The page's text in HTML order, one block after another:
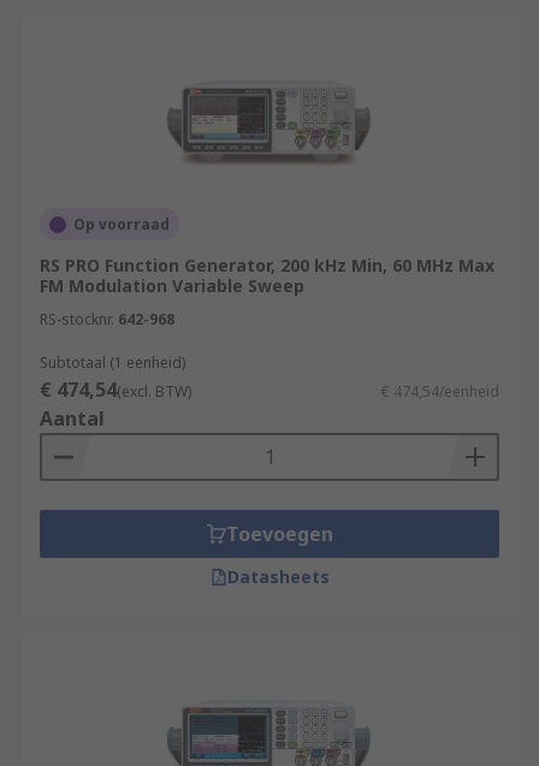
Op voorraad
RS PRO Function Generator, 200 kHz Min, 60 MHz Max
FM Modulation Variable Sweep
RS-stocknr. 642-968
Subtotaal (1 eenheid)
€ 474,54(excl. BTW) € 474,54/eenheid
Aantal
Toevoegen
Datasheets